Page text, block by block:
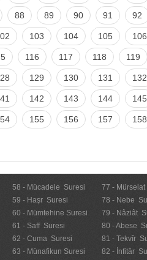
88 89 90 91 92
103 104 105 106
116 117 118 119
129 130 131 132
142 143 144 145
155 156 157 158
58 - Mücadele Suresi
59 - Haşr Suresi
60 - Mümtehine Suresi
61 - Saff Suresi
62 - Cuma Suresi
63 - Münafikun Suresi
77 - Mürselat
78 - Nebe
79 - Nâziât
80 - Abese
81 - Tekvîr
82 - İnfitâr